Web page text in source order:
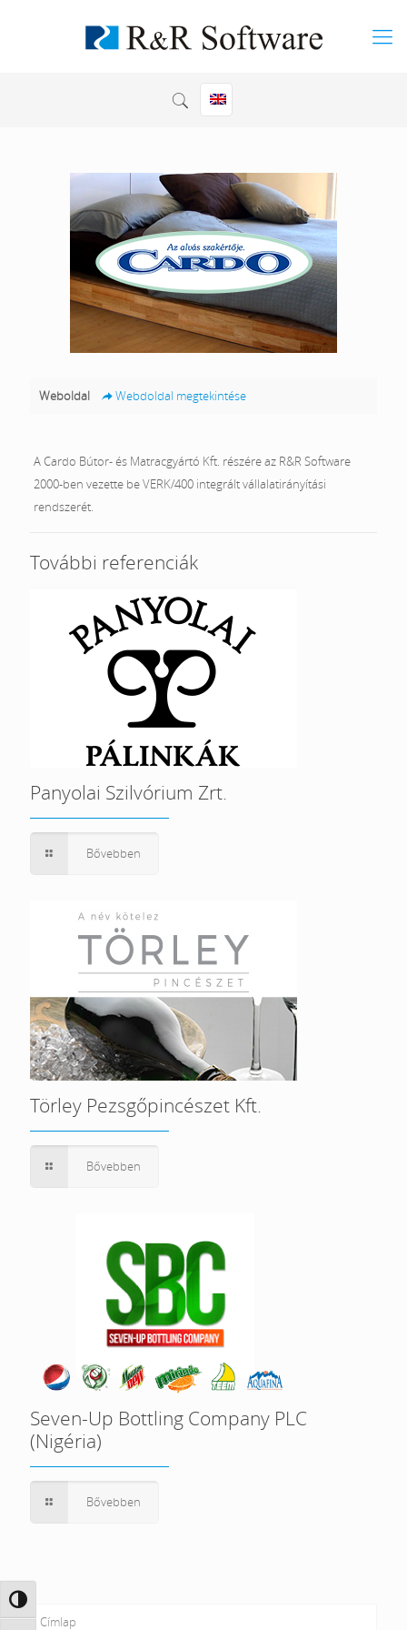
Nagy kontraszt váltása
Weboldal Webdoldal megtekintése
A Cardo Bútor- és Matracgyártó Kft. részére az R&R Software
2000-ben vezette be VERK/400 integrált vállalatirányítási
rendszerét.
További referenciák
Panyolai Szilvórium Zrt.
Bővebben
Törley Pezsgőpincészet Kft.
Bővebben
Seven-Up Bottling Company PLC
(Nigéria)
Bővebben
Címlap